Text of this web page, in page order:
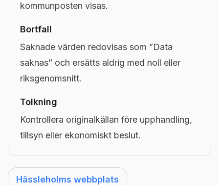
kommunposten visas.
Bortfall
Saknade värden redovisas som ”Data
saknas” och ersätts aldrig med noll eller
riksgenomsnitt.
Tolkning
Kontrollera originalkällan före upphandling,
tillsyn eller ekonomiskt beslut.
Hässleholms webbplats